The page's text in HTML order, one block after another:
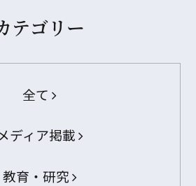
テゴリー
全て
ディア掲載
教育・研究